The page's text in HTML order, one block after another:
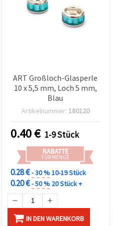
ART Großloch-Glasperle
10 x 5,5 mm, Loch 5 mm,
Blau
Artikelnummer: 180120
0.40€ 1-9 Stück
RABATTE
FÜR MENGE
0.28 €- 30 %10-19 Stück
0.20 €- 50 % 20 Stück +
IN DEN WARENKORB